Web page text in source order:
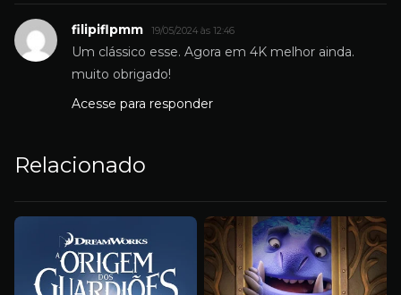
filipiflpmm 19/05/2024 às 12:46
Um clássico esse. Agora em 4K melhor ainda.
muito obrigado!
Acesse para responder
Relacionado